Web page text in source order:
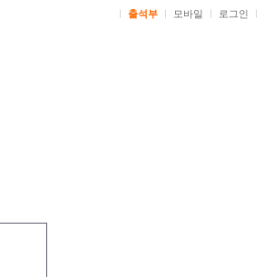
출석부 모바일 로그인